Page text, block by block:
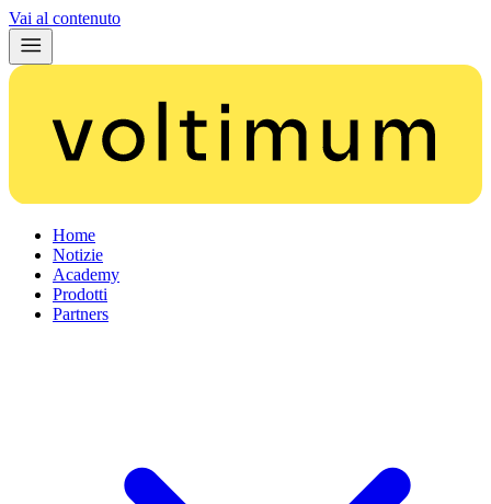
Vai al contenuto
Home
Notizie
Academy
Prodotti
Partners